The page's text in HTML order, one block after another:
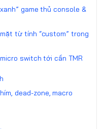
game thủ console &
từ tính “custom” trong
switch tới cần TMR
dead-zone, macro